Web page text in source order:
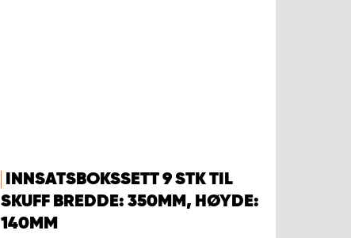
INNSATSBOKSSETT 9 STK TIL
SKUFF BREDDE: 350MM, HØYDE:
140MM